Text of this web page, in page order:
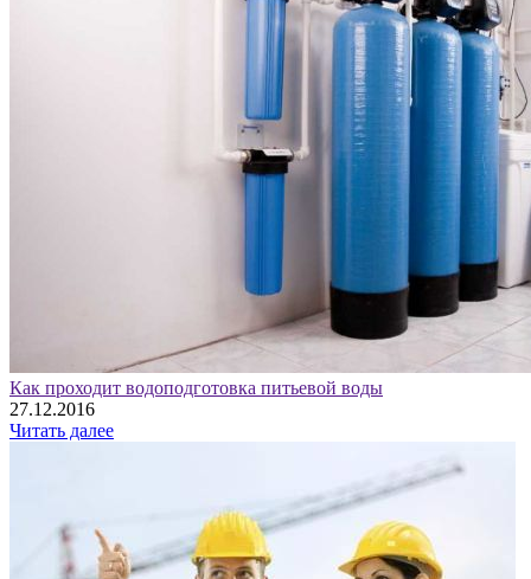
Как проходит водоподготовка питьевой воды
27.12.2016
Читать далее